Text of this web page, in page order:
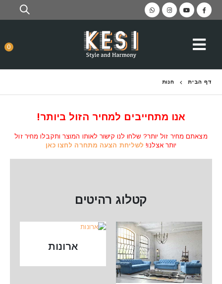
0
דף הבית חנות
אנו מתחייבים למחיר הזול ביותר!
מצאתם מחיר זול יותר? שלחו לנו קישור לאותו המוצר ותקבלו מחיר זול
יותר אצלנו! לשליחת הצעה מתחרה לחצו כאן
קטלוג רהיטים
ארונות